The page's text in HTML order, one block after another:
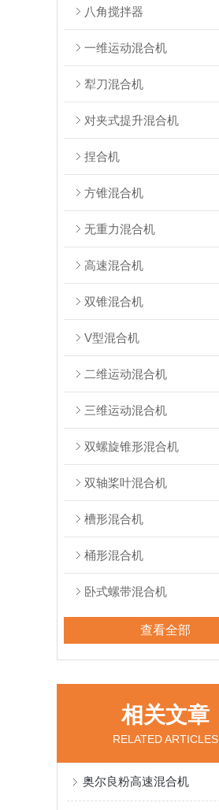
八角搅拌器
一维运动混合机
犁刀混合机
对夹式提升混合机
捏合机
方锥混合机
无重力混合机
高速混合机
双锥混合机
V型混合机
二维运动混合机
三维运动混合机
双螺旋锥形混合机
双轴桨叶混合机
槽形混合机
桶形混合机
卧式螺带混合机
查看全部
相关文章
RELATED ARTICLES
奥尔良粉高速混合机